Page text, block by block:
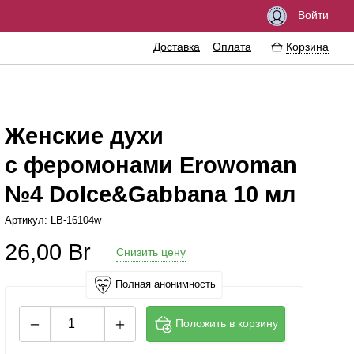
Войти
Доставка Оплата Корзина
средства
гигиена
пениса
Интимные украшения
Литература
Аксессуары для игр
Женские духи
с феромонами Erowoman
№4 Dolce&Gabbana 10 мл
Артикул: LB-16104w
26,00 Br Снизить цену
Полная анонимность
Положить в корзину